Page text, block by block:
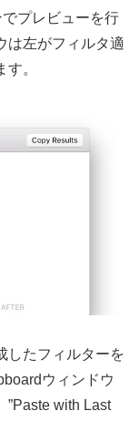
プレビューを行
は左がフィルタ適
。
したフィルターを
ウィンドウ
”Paste with Last